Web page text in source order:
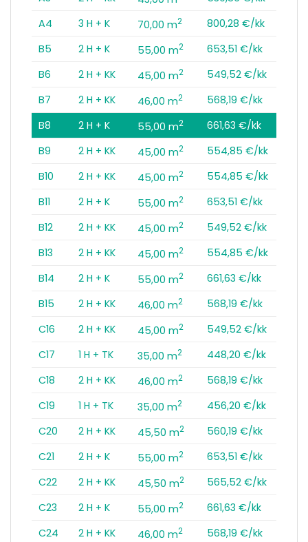
A4
3 H + K 70,00 m2
800,28 €/kk
B5
2 H + K 55,00 m2
653,51 €/kk
B6
2 H + KK 45,00 m2
549,52 €/kk
B7
2 H + KK 46,00 m2
568,19 €/kk
B8
2 H + K 55,00 m2
661,63 €/kk
B9
2 H + KK 45,00 m2
554,85 €/kk
B10
2 H + KK 45,00 m2
554,85 €/kk
B11
2 H + K 55,00 m2
653,51 €/kk
B12
2 H + KK 45,00 m2
549,52 €/kk
B13
2 H + KK 45,00 m2
554,85 €/kk
B14
2 H + K 55,00 m2
661,63 €/kk
B15
2 H + KK 46,00 m2
568,19 €/kk
C16
2 H + KK 45,00 m2
549,52 €/kk
C17
1 H + TK 35,00 m2
448,20 €/kk
C18
2 H + KK 46,00 m2
568,19 €/kk
C19
1 H + TK 35,00 m2
456,20 €/kk
C20
2 H + KK 45,50 m2
560,19 €/kk
C21
2 H + K 55,00 m2
653,51 €/kk
C22
2 H + KK 45,50 m2
565,52 €/kk
C23
2 H + K 55,00 m2
661,63 €/kk
C24
2 H + KK 46,00 m2
568,19 €/kk